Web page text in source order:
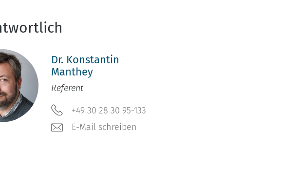
Dr. Konstantin
Manthey
Referent
+49 30 28 30 95-133
E-Mail schreiben